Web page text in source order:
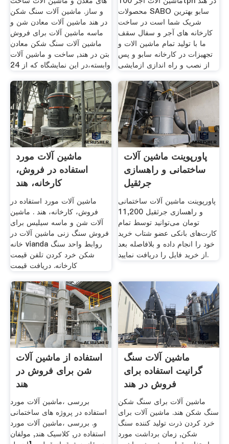
و ساز. ماشین آلات سنگ شکن
در هند ماشین آلات معادن شن و
ماسه ماشین آلات برای فروش
ماشین آلات سنگ شکن معادن
بتن در هند, ساخت و ماشین آلات
وابسته،در این نمایشگاه که از 24
محصولات SABO سابو بهترین
شریک شما است در ساخت
کارخانه های آجر و سفال سقف
ما با تولید تمام ماشین الات و
تجهیزات در کارخانه سابو و پس
از نصب و راه اندازی ازمایشی
ماشین آلات مورد
استفاده در فروش،
کارخانه، هند
ماشین آلات مورد استفاده در
فروش، کارخانه، هند . ماشین
آلات شن و ماسه سیلیس برای
فروش سنگ زنی ماشین آلات در
خانه vianda روابط واحد سنگ
شکن خرد کردن تلفن قیمت
کارخانه. دریافت قیمت
پاورپوینت ماشین آلات
ساختمانی و راهسازی
جرثقیل
پاورپوینت ماشین آلات ساختمانی
و راهسازی جرثقیل 11,200
تومان می‌توانید توسط تمام
کارت‌های بانکی عضو شتاب خرید
خود را انجام داده و بلافاصله بعد
از خرید فایل را دریافت نمایید.
استفاده از ماشین آلات
شن برای فروش در
هند
بررسی ،ماشین آلات مورد
استفاده در پروژه های ساختمانی
و. بررسی ،ماشین آلات مورد
استفاده در, کلاسیک هند, مولفان
ماشین آلات سنگ
گرانیت استفاده برای
فروش در هند
ماشین آلات برای سنگ شکن
سنگ شکن هند. ماشین آلات برای
خرد کردن ذرت تولید کننده سنگ
شکن, زمان برداشت مورد